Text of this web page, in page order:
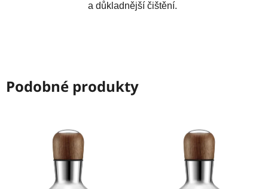
a důkladnější čištění.
Podobné produkty